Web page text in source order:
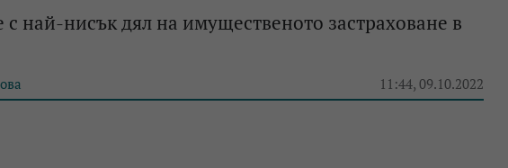
с най-нисък дял на имущественото застраховане в
11:44, 09.10.2022